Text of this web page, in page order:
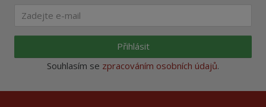
Přihlásit
Souhlasím se zpracováním osobních údajů.